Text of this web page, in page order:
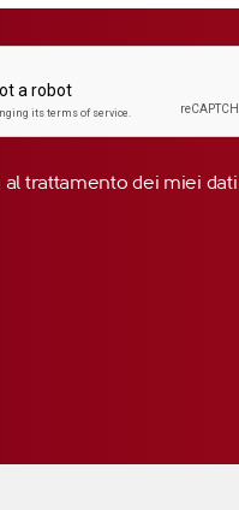
trattamento dei miei dati